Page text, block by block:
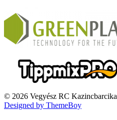
© 2026 Vegyész RC Kazincbarcika
Designed by ThemeBoy